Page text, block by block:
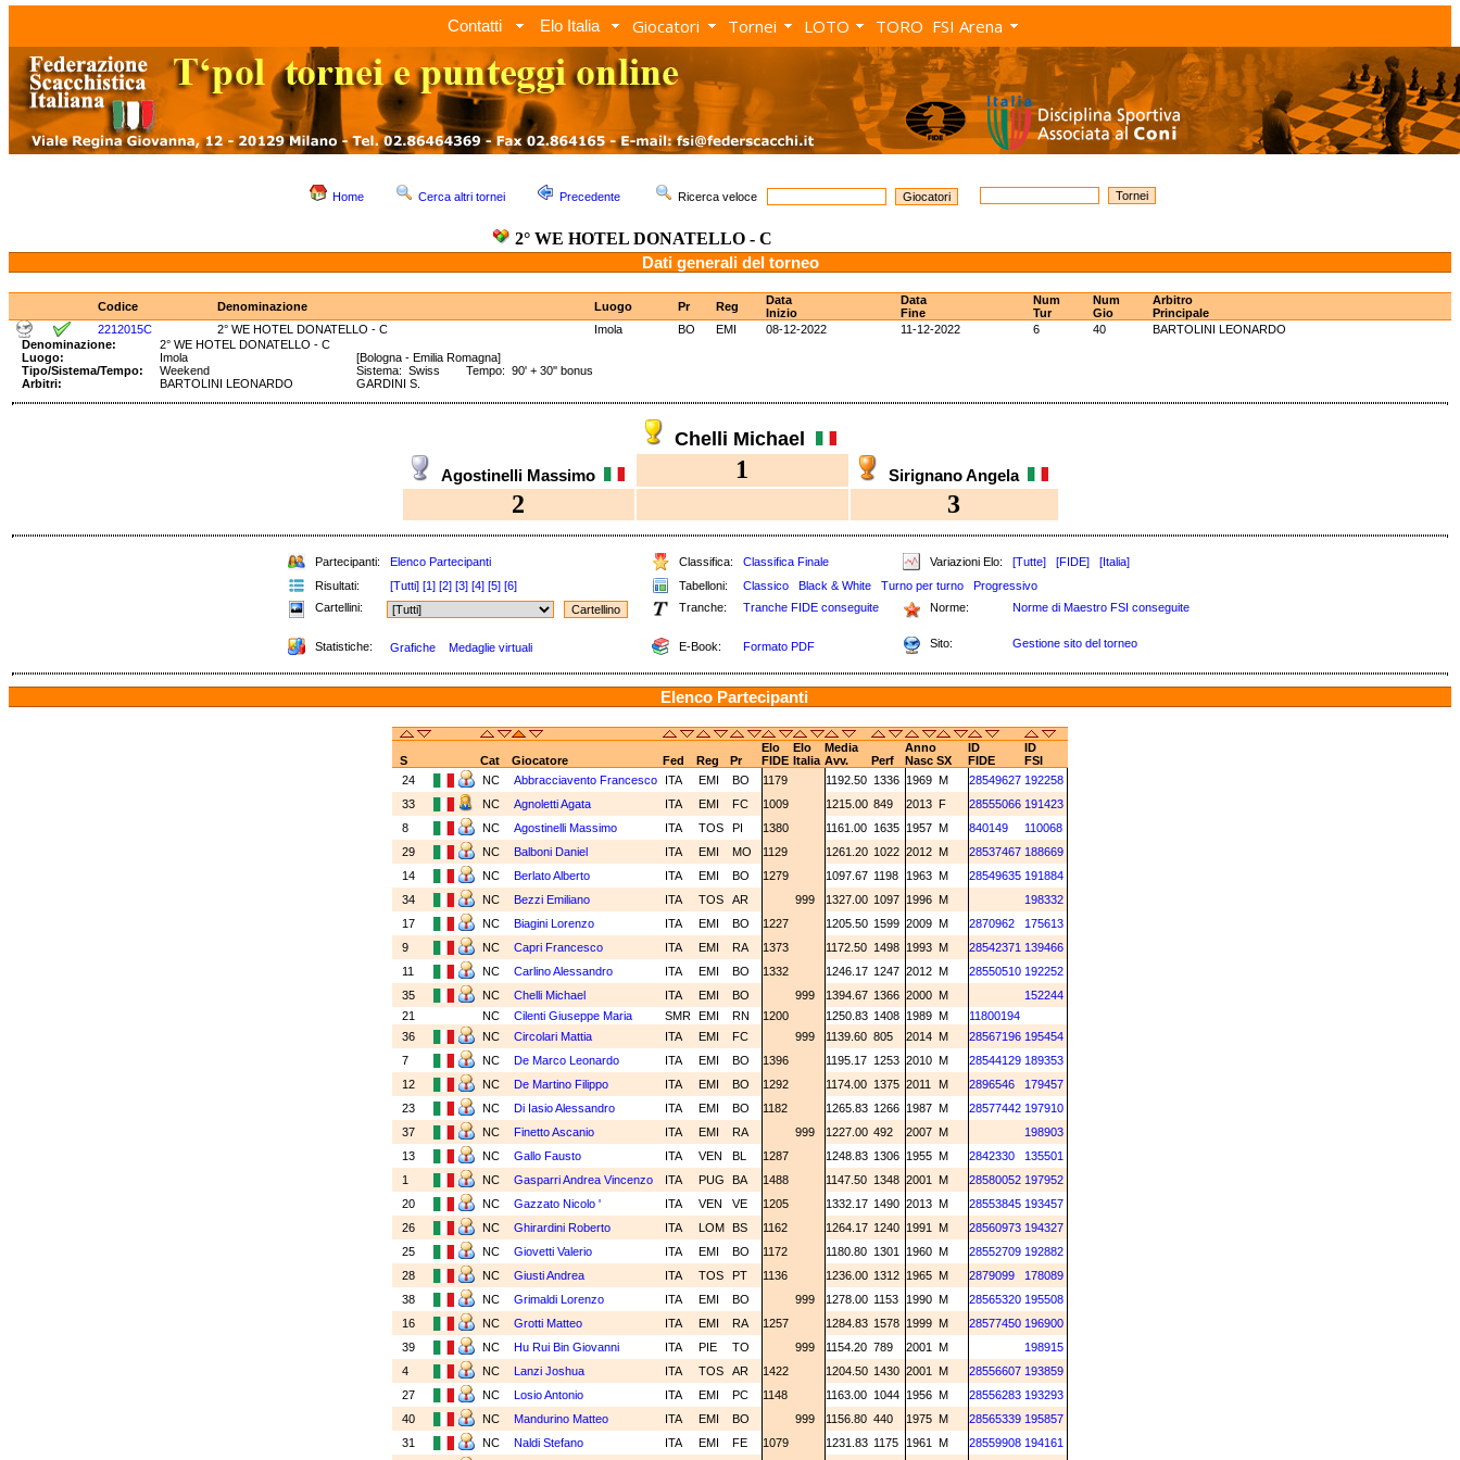
Contatti Elo Italia Giocatori Tornei LOTO TORO FSI Arena
Home Cerca altri tornei Precedente Ricerca veloce
2° WE HOTEL DONATELLO - C
Dati generali del torneo
Codice Denominazione Luogo Pr Reg
Data
Inizio
Data
Fine
Num
Tur
Num
Gio
Arbitro
Principale
2212015C
2° WE HOTEL DONATELLO - C Imola BO EMI 08-12-2022 11-12-2022 6 40
BARTOLINI LEONARDO
Denominazione:
2° WE HOTEL DONATELLO - C
Luogo:
Imola
[Bologna - Emilia Romagna]
Tipo/Sistema/Tempo:
Weekend
Sistema: Swiss Tempo: 90' + 30'' bonus
Arbitri:
BARTOLINI LEONARDO GARDINI S.
Chelli Michael
Agostinelli Massimo 1 Sirignano Angela
2 3
Partecipanti: Elenco Partecipanti Classifica: Classifica Finale Variazioni Elo: [Tutte] [FIDE]
[Italia]
Risultati:
[Tutti] [1] [2] [3] [4] [5] [6] Tabelloni: Classico Black & White Turno per turno
Progressivo
Cartellini:
Tranche: Tranche FIDE conseguite Norme: Norme di Maestro FSI conseguite
Statistiche: Grafiche Medaglie virtuali E-Book: Formato PDF Sito: Gestione sito del torneo
Elenco Partecipanti
Elo Elo Media Anno ID
ID
S
Cat Giocatore Fed Reg Pr FIDE Italia Avv. Perf Nasc SX FIDE
FSI
24
NC Abbracciavento Francesco ITA EMI BO 1179 1192.50 1336 1969 M 28549627 192258
33
NC Agnoletti Agata ITA EMI FC 1009 1215.00 849 2013 F 28555066 191423
8
NC Agostinelli Massimo ITA TOS PI 1380 1161.00 1635 1957 M 840149
110068
29
NC Balboni Daniel ITA EMI MO 1129 1261.20 1022 2012 M 28537467 188669
14
NC Berlato Alberto ITA EMI BO 1279 1097.67 1198 1963 M 28549635 191884
34
NC Bezzi Emiliano ITA TOS AR 999 1327.00 1097 1996 M
198332
17
NC Biagini Lorenzo ITA EMI BO 1227 1205.50 1599 2009 M 2870962
175613
9
NC Capri Francesco ITA EMI RA 1373 1172.50 1498 1993 M 28542371 139466
11
NC Carlino Alessandro ITA EMI BO 1332 1246.17 1247 2012 M 28550510 192252
35
NC Chelli Michael ITA EMI BO 999 1394.67 1366 2000 M
152244
21
NC Cilenti Giuseppe Maria SMR EMI RN 1200 1250.83 1408 1989 M
11800194
36
NC Circolari Mattia ITA EMI FC 999 1139.60 805 2014 M 28567196 195454
7
NC De Marco Leonardo ITA EMI BO 1396 1195.17 1253 2010 M 28544129 189353
12
NC De Martino Filippo ITA EMI BO 1292 1174.00 1375 2011 M 2896546
179457
23
NC Di Iasio Alessandro ITA EMI BO 1182 1265.83 1266 1987 M 28577442 197910
37
NC Finetto Ascanio ITA EMI RA 999 1227.00 492 2007 M
198903
13
NC Gallo Fausto ITA VEN BL 1287 1248.83 1306 1955 M 2842330
135501
1
NC Gasparri Andrea Vincenzo ITA PUG BA 1488 1147.50 1348 2001 M 28580052 197952
20
NC Gazzato Nicolo ' ITA VEN VE 1205 1332.17 1490 2013 M 28553845 193457
26
NC Ghirardini Roberto ITA LOM BS 1162 1264.17 1240 1991 M 28560973 194327
25
NC Giovetti Valerio ITA EMI BO 1172 1180.80 1301 1960 M 28552709 192882
28
NC Giusti Andrea ITA TOS PT 1136 1236.00 1312 1965 M 2879099
178089
38
NC Grimaldi Lorenzo ITA EMI BO 999 1278.00 1153 1990 M 28565320 195508
16
NC Grotti Matteo ITA EMI RA 1257 1284.83 1578 1999 M 28577450 196900
39
NC Hu Rui Bin Giovanni ITA PIE TO 999 1154.20 789 2001 M
198915
4
NC Lanzi Joshua ITA TOS AR 1422 1204.50 1430 2001 M 28556607 193859
27
NC Losio Antonio ITA EMI PC 1148 1163.00 1044 1956 M 28556283 193293
40
NC Mandurino Matteo ITA EMI BO 999 1156.80 440 1975 M 28565339 195857
31
NC Naldi Stefano ITA EMI FE 1079 1231.83 1175 1961 M 28559908 194161